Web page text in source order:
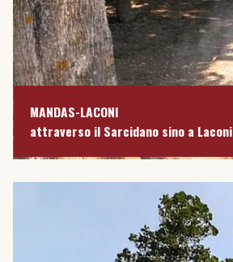
MANDAS-LACONI
attraverso il Sarcidano sino a Laconi